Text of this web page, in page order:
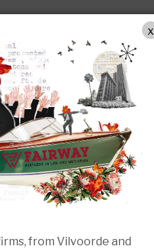
DOMAINES DE COMPETENCES
from Vilvoorde and
x